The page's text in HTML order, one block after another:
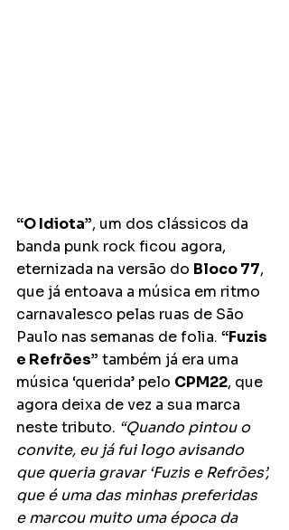
“O Idiota”, um dos clássicos da
banda punk rock ficou agora,
eternizada na versão do Bloco 77,
que já entoava a música em ritmo
carnavalesco pelas ruas de São
Paulo nas semanas de folia. “Fuzis
e Refrões” também já era uma
música ‘querida’ pelo CPM22, que
agora deixa de vez a sua marca
neste tributo. “Quando pintou o
convite, eu já fui logo avisando
que queria gravar ‘Fuzis e Refrões’,
que é uma das minhas preferidas
e marcou muito uma época da